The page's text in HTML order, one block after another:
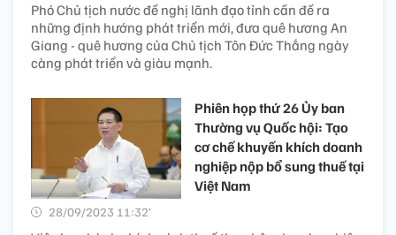
Phó Chủ tịch nước đề nghị lãnh đạo tỉnh cần đề ra
những định hướng phát triển mới, đưa quê hương An
Giang - quê hương của Chủ tịch Tôn Đức Thắng ngày
càng phát triển và giàu mạnh.
Phiên họp thứ 26 Ủy ban
Thường vụ Quốc hội: Tạo
cơ chế khuyến khích doanh
nghiệp nộp bổ sung thuế tại
Việt Nam
28/09/2023 11:32’